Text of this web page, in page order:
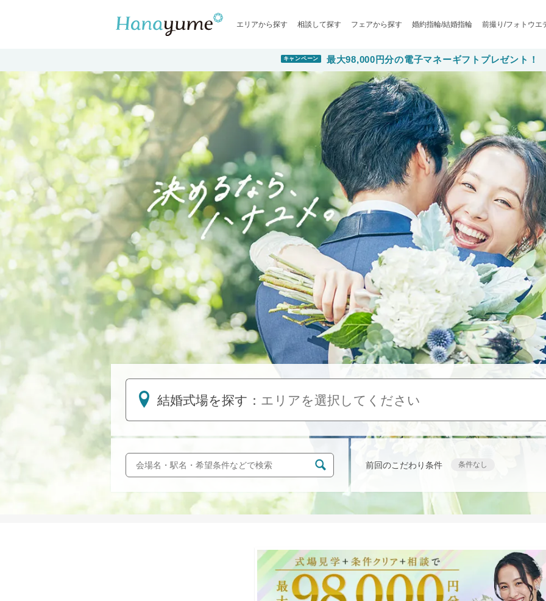
エリアから探す 相談して探す フェアから探す 婚約指輪/結婚指輪 前撮り/フォトウエ
キャンペーン 最大98,000円分の電子マネーギフトプレゼント！
結婚式場を探す： エリアを選択してください
前回のこだわり条件 条件なし